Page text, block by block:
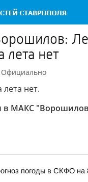
лета нет
Официально
лета нет.
в МАКС
погоды в СКФО на